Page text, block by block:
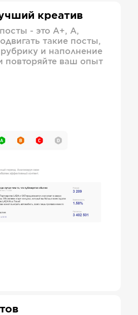
креатив
- это А+, А,
такие посты,
и наполнение
повторяйте ваш опыт